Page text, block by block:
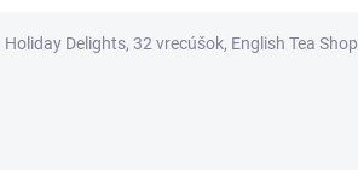
Delights, 32 vrecúšok, English Tea Shop